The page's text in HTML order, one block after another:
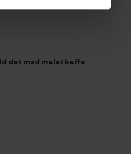
det med malet kaffe